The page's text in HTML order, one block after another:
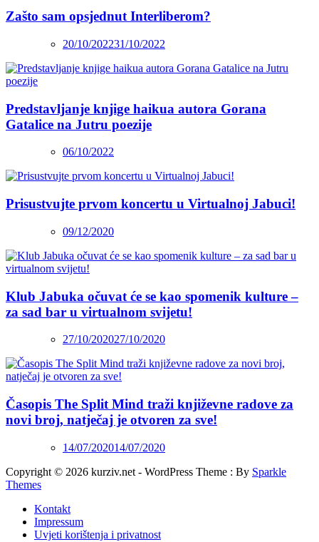
Zašto sam opsjednut Interliberom?
20/10/202231/10/2022
Predstavljanje knjige haikua autora Gorana
Gatalice na Jutru poezije
06/10/2022
Prisustvujte prvom koncertu u Virtualnoj Jabuci!
09/12/2020
Klub Jabuka očuvat će se kao spomenik kulture –
za sad bar u virtualnom svijetu!
27/10/202027/10/2020
Časopis The Split Mind traži književne radove za
novi broj, natječaj je otvoren za sve!
14/07/202014/07/2020
Copyright © 2026 kurziv.net - WordPress Theme : By Sparkle
Themes
Kontakt
Impressum
Uvjeti korištenja i privatnost